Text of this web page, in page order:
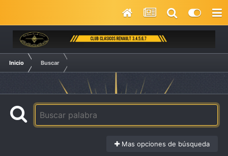
Inicio Buscar
Mas opciones de búsqueda